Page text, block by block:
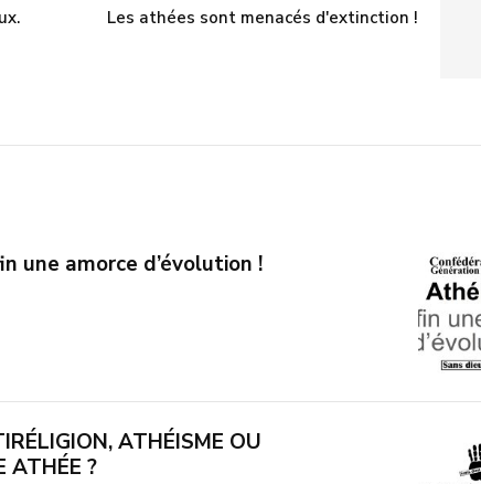
Les athées sont menacés d'extinction !
une amorce d’évolution !
ATHÉISME OU
ATHÉE ?